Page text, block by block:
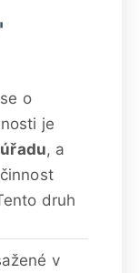
o
je
, a
druh
v